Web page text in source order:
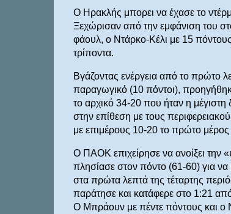
Ο Ηρακλής μπορει να έχασε το
Ξεχώρισαν από την εμφάνιση του
φάουλ, ο Ντάρκο-Κέλι με 15
τρίποντα.
Βγάζοντας ενέργεια από το πρώτο
παραγωγικό (10 πόντοι),
το αρχικό 34-20 που ήταν η μέγιστη
στην επίθεση με τους
με επιμέρους 10-20 το πρώτο
Ο ΠΑΟΚ επιχείρησε να ανοίξει την
πλησίασε στον πόντο (61-60) για
στα πρώτα λεπτά της τέταρτης
παράτησε και κατάφερε στο 1:21
Ο Μπράουν με πέντε πόντους και ο